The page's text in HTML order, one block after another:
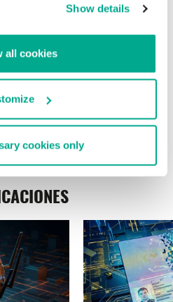
Show details
all cookies
cookies only
Correo electrónico*